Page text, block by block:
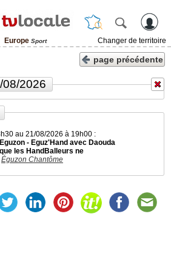
Europe Sport
Changer de territoire
page précédente
08/2026
au 21/08/2026 à 19h00 :
- Eguz'Hand avec Daouda
les HandBalleurs ne
Éguzon Chantôme